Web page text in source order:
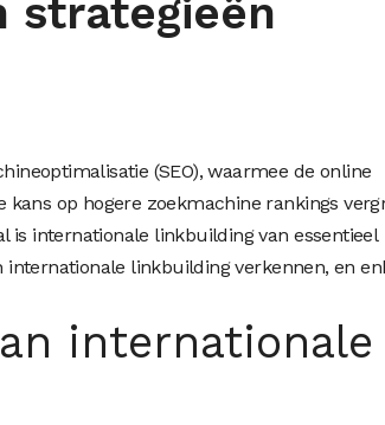
strategieën
(SEO), waarmee de online
op hogere zoekmachine rankings
is internationale linkbuilding van essentieel
linkbuilding verkennen, en
internationale